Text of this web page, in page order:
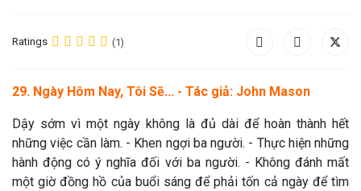
Ratings (1)
29. Ngày Hôm Nay, Tôi Sẽ... - Tác giả: John Mason
Dậy sớm vì một ngày không là đủ dài để hoàn thành hết
những việc cần làm. - Khen ngợi ba người. - Thực hiện những
hành động có ý nghĩa đối với ba người. - Không đánh mất
một giờ đồng hồ của buổi sáng để phải tốn cả ngày để tìm